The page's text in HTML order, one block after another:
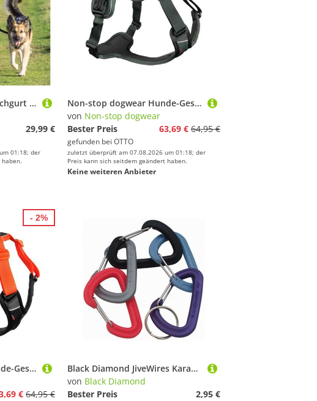
TRIXIE Joggingleine Bauchgurt mit Leine - schwarz/grafit - Gurt: 60–120 cm/50 mm, Leine:, Kunststoff
29,99 €
01:18; der
Non-stop dogwear Hunde-Geschirr Hundegeschirr Ramble Harness grün
von Non-stop dogwear
Bester Preis
63,69 € 64,95 €
gefunden bei OTTO
zuletzt überprüft am 07.08.2026 um 01:18; der
Preis kann sich seitdem geändert haben.
Keine weiteren Anbieter
Non-stop dogwear Hunde-Geschirr Hundegeschirr Ramble Harness orange/schwarz
€ 64,95 €
- 2%
Black Diamond JiveWires Karabiner
von Black Diamond
Bester Preis
2,95 €